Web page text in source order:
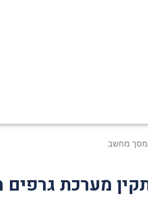
מחשב
מערכת גרפים